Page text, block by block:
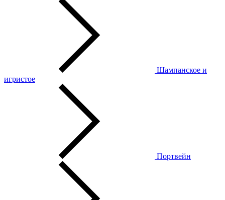
Шампанское и
игристое
Портвейн